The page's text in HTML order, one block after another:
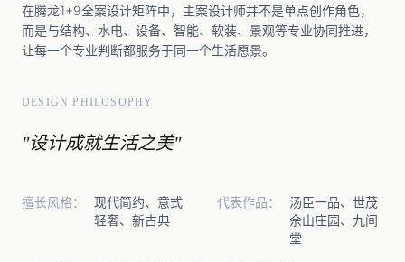
在腾龙1+9全案设计矩阵中，主案设计师并不是单点创作角色，
而是与结构、水电、设备、智能、软装、景观等专业协同推进，
让每一个专业判断都服务于同一个生活愿景。
DESIGN PHILOSOPHY
"设计成就生活之美"
擅长风格：
现代简约、意式
轻奢、新古典
代表作品：
汤臣一品、世茂
佘山庄园、九间
堂